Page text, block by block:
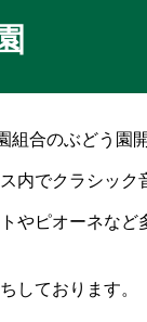
組合のぶどう園
内でクラシッ
やピオーネな
しております。